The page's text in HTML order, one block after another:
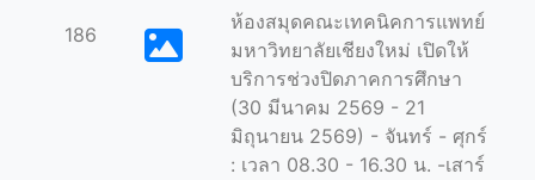
186
ห้องสมุดคณะเทคนิคการแพทย์
มหาวิทยาลัยเชียงใหม่ เปิดให้
บริการช่วงปิดภาคการศึกษา
(30 มีนาคม 2569 - 21
มิถุนายน 2569) - จันทร์ - ศุกร์
: เวลา 08.30 - 16.30 น. -เสาร์